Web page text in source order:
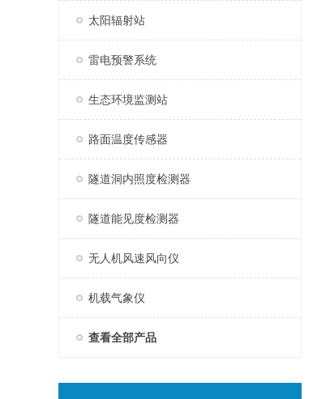
太阳辐射站
雷电预警系统
生态环境监测站
路面温度传感器
隧道洞内照度检测器
隧道能见度检测器
无人机风速风向仪
机载气象仪
查看全部产品